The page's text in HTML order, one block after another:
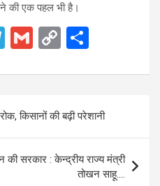
की एक पहल भी है।
T
e
gr
a
m
G
ail
C
py
Li
n
k
ar
किसानों की बढ़ी परेशानी
की सरकार : केन्द्रीय राज्य मंत्री
तोखन साहू….